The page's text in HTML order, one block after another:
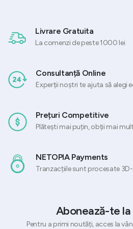
Livrare Gratuita
La comenzi de peste 1000 lei
Consultanță Online
Experții noștri te ajuta să alegi
Prețuri Competitive
Plătești mai puțin, obții mai
NETOPIA Payments
Tranzacțiile sunt procesate
Abonează-te
Pentru a primi noutăți, acces la